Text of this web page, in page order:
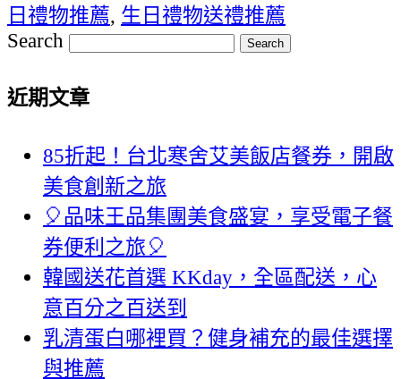
日禮物推薦, 生日禮物送禮推薦
Search
近期文章
85折起！台北寒舍艾美飯店餐券，開啟
美食創新之旅
🎈品味王品集團美食盛宴，享受電子餐
券便利之旅🎈
韓國送花首選 KKday，全區配送，心
意百分之百送到
乳清蛋白哪裡買？健身補充的最佳選擇
與推薦